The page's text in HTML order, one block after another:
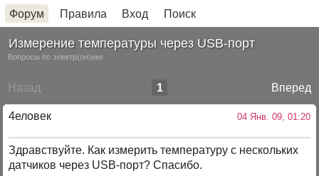
Форум Правила Вход Поиск
Измерение температуры через USB-порт
Вопросы по электр(он)ике
Назад Вперед
1
4еловек 04 Янв. 09, 01:20
Здравствуйте. Как измерить температуру с нескольких
датчиков через USB-порт? Спасибо.